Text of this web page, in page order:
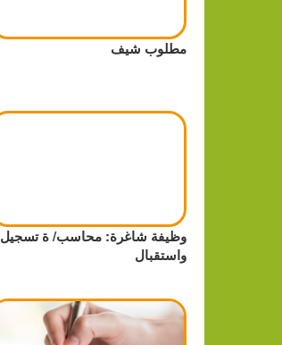
مطلوب شيف
وظيفة شاغرة: محاسب/ ة تسجيل
واستقبال